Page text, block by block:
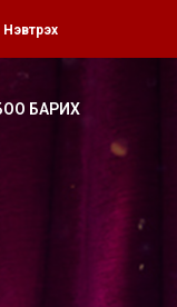
Нэвтрэх
БАРИХ